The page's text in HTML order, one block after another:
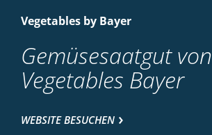
Vegetables by Bayer
Gemüsesaatgut von
Vegetables Bayer
WEBSITE BESUCHEN